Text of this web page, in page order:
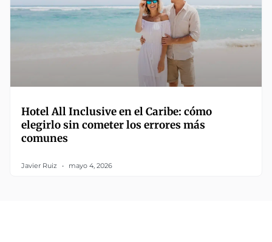
Hotel All Inclusive en el Caribe: cómo
elegirlo sin cometer los errores más
comunes
Javier Ruiz mayo 4, 2026